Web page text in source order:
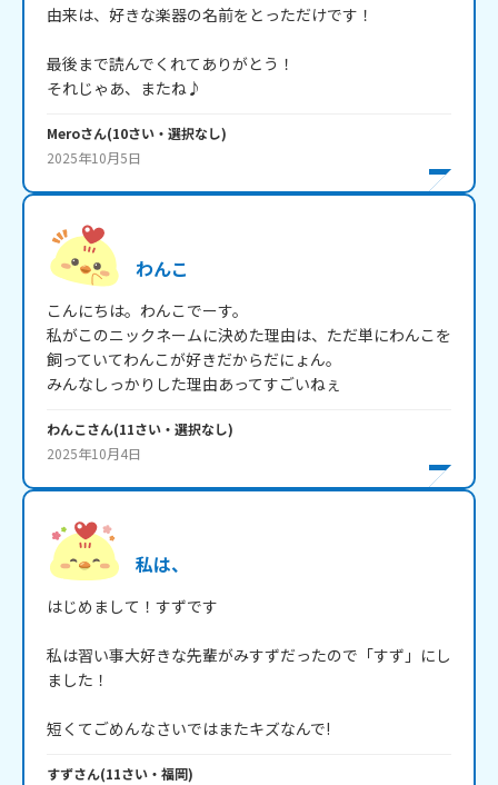
由来は、好きな楽器の名前をとっただけです！
最後まで読んでくれてありがとう！
それじゃあ、またね♪
Meroさん(10さい・ 選択なし)
2025年10月5日
わんこ
こんにちは。わんこでーす。
私がこのニックネームに決めた理由は、ただ単にわんこを
飼っていてわんこが好きだからだにょん。
みんなしっかりした理由あってすごいねぇ
わんこさん(11さい・ 選択なし)
2025年10月4日
私は、
はじめまして！すずです
私は習い事大好きな先輩がみすずだったので「すず」にし
ました！
短くてごめんなさいではまたキズなんで!
すずさん(11さい・ 福岡)